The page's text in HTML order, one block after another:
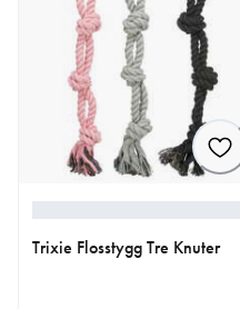
Trixie Flosstygg Tre Knuter